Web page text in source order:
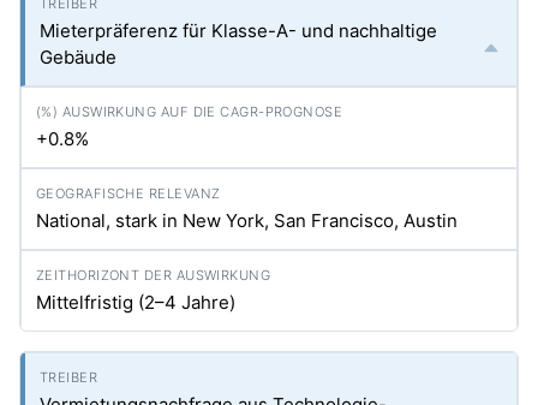
Mieterpräferenz für Klasse-A- und nachhaltige
Gebäude
+0.8%
National, stark in New York, San Francisco, Austin
Mittelfristig (2–4 Jahre)